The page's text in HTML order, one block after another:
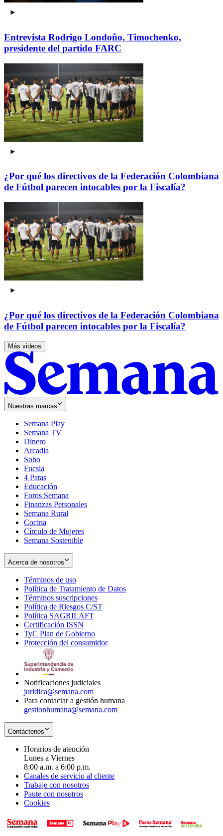
Entrevista Rodrigo Londoño, Timochenko,
presidente del partido FARC
¿Por qué los directivos de la Federación Colombiana
de Fútbol parecen intocables por la Fiscalía?
¿Por qué los directivos de la Federación Colombiana
de Fútbol parecen intocables por la Fiscalía?
Más videos
Nuestras marcas
Semana Play
Semana TV
Dinero
Arcadia
Soho
in
new
window
Fucsia
in
new
window
4 Patas
Educación
Foros Semana
Finanzas Personales
Semana Rural
Cocina
Círculo de Mujeres
Semana Sostenible
Acerca de nosotros
Términos de uso
in
new
window
Política de Tratamiento de Datos
Términos suscripciones
in
Política de Riesgos C/ST
Política SAGRILAFT
new
window
Certificación ISSN
in
new
TyC Plan de Gobierno
in
Protección del consumidorOpens
Notificaciones judiciales
juridica@semana.com
Para contactar a gestión humana
gestionhumana@semana.com
Contáctenos
Horarios de atención
Lunes a Viernes
8:00 a.m. a 6:00 p.m.
Canales de servicio al cliente
Trabaje con nosotros
Paute con nosotros
Cookies